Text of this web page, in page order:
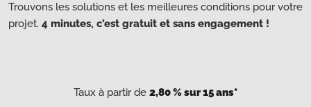
Trouvons les solutions et les meilleures conditions pour votre
projet. 4 minutes, c’est gratuit et sans engagement !
Taux à partir de 2,80 % sur 15 ans*